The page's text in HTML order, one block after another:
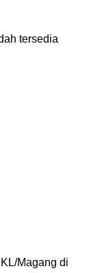
tersedia
Magang di